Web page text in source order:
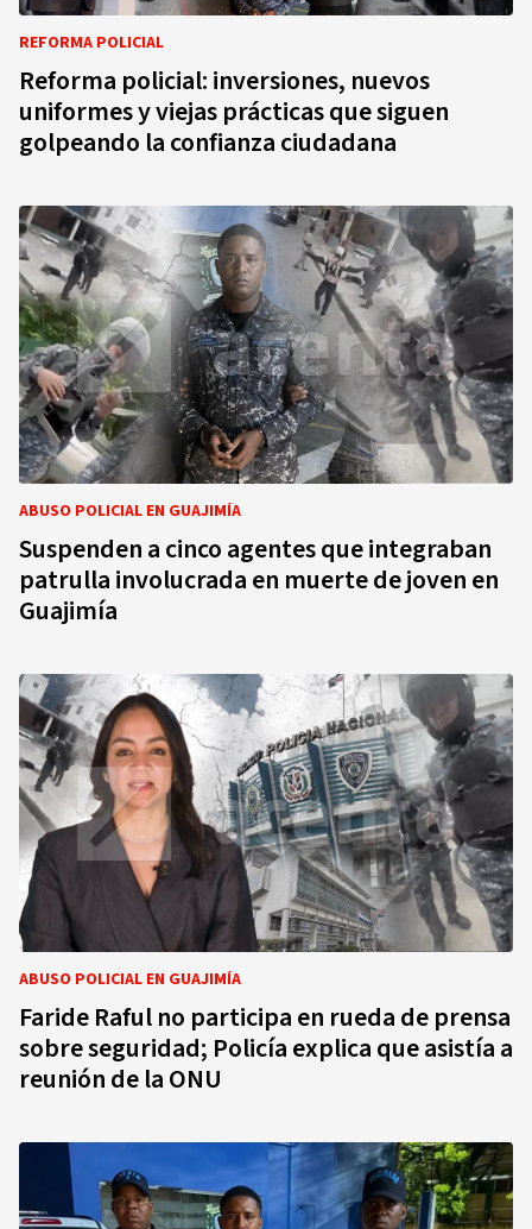
REFORMA POLICIAL
Reforma policial: inversiones, nuevos
uniformes y viejas prácticas que siguen
golpeando la confianza ciudadana
ABUSO POLICIAL EN GUAJIMÍA
Suspenden a cinco agentes que integraban
patrulla involucrada en muerte de joven en
Guajimía
ABUSO POLICIAL EN GUAJIMÍA
Faride Raful no participa en rueda de prensa
sobre seguridad; Policía explica que asistía a
reunión de la ONU